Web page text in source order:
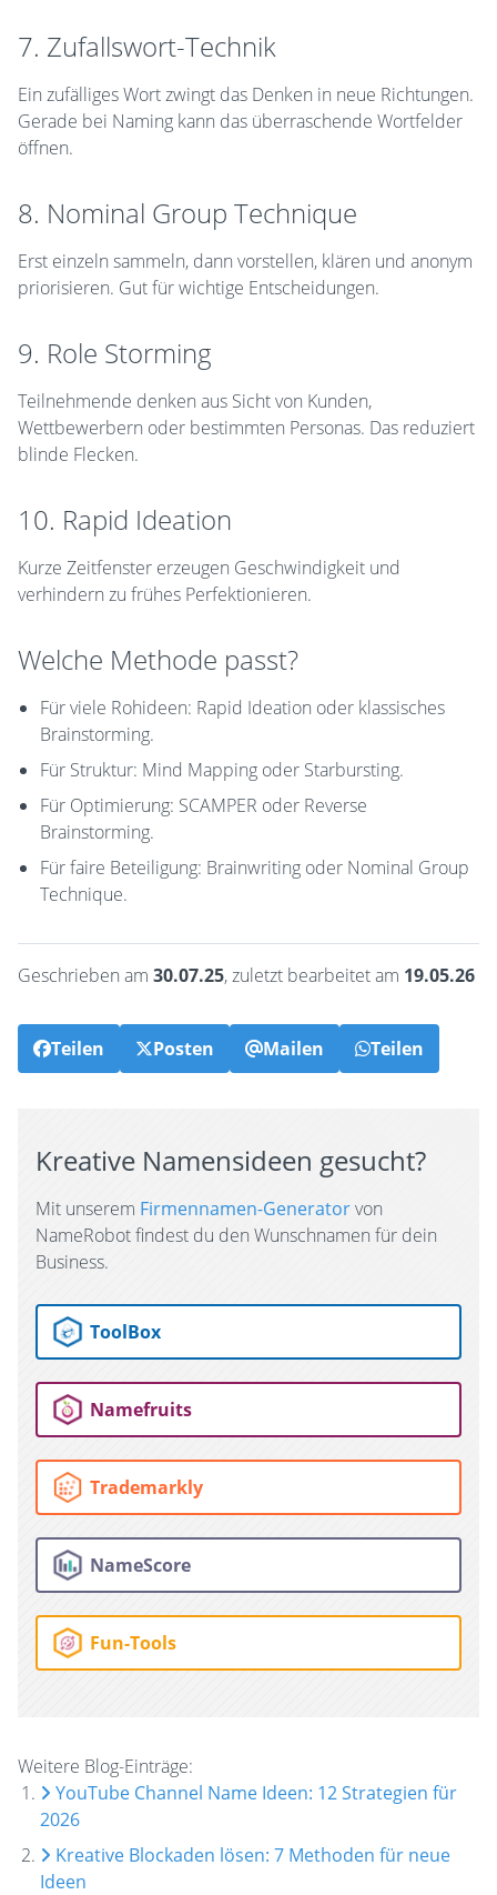
7. Zufallswort-Technik
Ein zufälliges Wort zwingt das Denken in neue Richtungen.
Gerade bei Naming kann das überraschende Wortfelder
öffnen.
8. Nominal Group Technique
Erst einzeln sammeln, dann vorstellen, klären und anonym
priorisieren. Gut für wichtige Entscheidungen.
9. Role Storming
Teilnehmende denken aus Sicht von Kunden,
Wettbewerbern oder bestimmten Personas. Das reduziert
blinde Flecken.
10. Rapid Ideation
Kurze Zeitfenster erzeugen Geschwindigkeit und
verhindern zu frühes Perfektionieren.
Welche Methode passt?
Für viele Rohideen: Rapid Ideation oder klassisches
Brainstorming.
Für Struktur: Mind Mapping oder Starbursting.
Für Optimierung: SCAMPER oder Reverse
Brainstorming.
Für faire Beteiligung: Brainwriting oder Nominal Group
Technique.
Geschrieben am 30.07.25, zuletzt bearbeitet am 19.05.26
Teilen Posten Mailen Teilen
Kreative Namensideen gesucht?
Mit unserem Firmennamen-Generatorvon
NameRobot findest du den Wunschnamen für dein
Business.
ToolBox
Namefruits
Trademarkly
NameScore
Fun-Tools
Weitere Blog-Einträge:
YouTube Channel Name Ideen: 12 Strategien für
2026
Kreative Blockaden lösen: 7 Methoden für neue
Ideen